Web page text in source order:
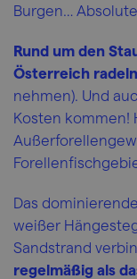
Burgen…
Rund um den
Österreich radeln
nehmen). Und
Kosten kommen!
Das
weißer
Sandstrand
regelmäßig als